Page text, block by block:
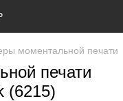
моментальной печати
печати
(6215)